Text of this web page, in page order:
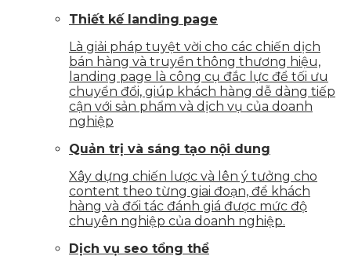
Thiết kế landing page
Là giải pháp tuyệt vời cho các chiến dịch
bán hàng và truyền thông thương hiệu,
landing page là công cụ đắc lực để tối ưu
chuyển đổi, giúp khách hàng dễ dàng tiếp
cận với sản phẩm và dịch vụ của doanh
nghiệp
Quản trị và sáng tạo nội dung
Xây dựng chiến lược và lên ý tưởng cho
content theo từng giai đoạn, để khách
hàng và đối tác đánh giá được mức độ
chuyên nghiệp của doanh nghiệp.
Dịch vụ seo tổng thể